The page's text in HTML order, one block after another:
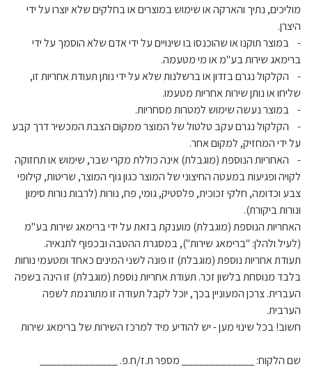
מוליכים, נתיך והארקה או שימוש במוצרים או בחלקים שלא יוצרו על ידי
היצרן.
- במוצר תוקנו או שהוכנסו בו שינויים על ידי אדם שלא הוסמך על ידי
ברימאג שירות בע"מ או מי מטעמה.
- הקלקול נגרם בזדון או ברשלנות שלא על ידי נותן תעודת אחריות זו,
שליחו או נותן שירות אחריות מטעמו.
- במוצר נעשה שימוש למטרות מסחריות.
- הקלקול נגרם עקב טלטול של המוצר ממקום הצבת המכשיר דרך קבע
על ידי המחזיק, למקום אחר.
- האחריות הנוספת (מוגבלת) אינה כוללת מקרי שבר, שימוש או תחזוקה
לקויה ופגיעות במעטה החיצוני של המוצר כגון גוף המוצר, שריטות, קילופי
צבע וכדומה, חלקי זכוכית, פלסטיק, גומי, פח, נורות (לרבות נורות סימון
ונורות ביקורת).
האחריות הנוספת (מוגבלת) מוענקת בזאת על ידי ברימאג שירות בע"מ
(לעיל ולהלן: "ברימאג שירות"), במסגרת ההטבה ובכפוף לתנאיה.
תעודת אחריות נוספת (מוגבלת) זו פונה לשני המינים כאחד ומטעמי נוחות
בלבד מנוסחת בלשון זכר. תעודת אחריות נוספת (מוגבלת) זו הינה בשפה
העברית. צרכן המעוניין בכך, יוכל לקבל תעודה זו מתורגמת לשפה
הערבית.
חשוב! בכל שינוי מען - יש להודיע מיד למרכז השירות של ברימאג שירות
שם הלקוח: _____________ מספר ת.ז/ח.פ. ______________